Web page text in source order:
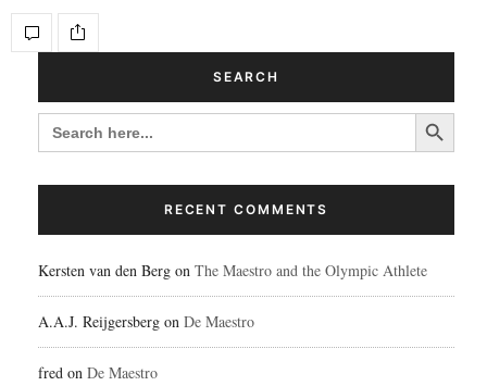
SEARCH
SEARCH
FOR:
Search Button
RECENT COMMENTS
Kersten van den Berg on The Maestro and the Olympic Athlete
A.A.J. Reijgersberg on De Maestro
fred on De Maestro